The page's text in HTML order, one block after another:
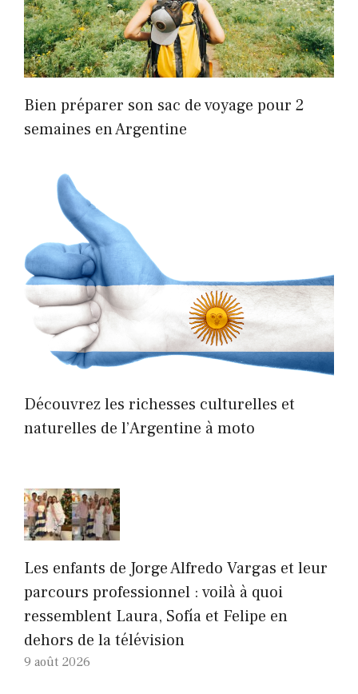
Bien préparer son sac de voyage pour 2
semaines en Argentine
Découvrez les richesses culturelles et
naturelles de l’Argentine à moto
Les enfants de Jorge Alfredo Vargas et leur
parcours professionnel : voilà à quoi
ressemblent Laura, Sofía et Felipe en
dehors de la télévision
9 août 2026